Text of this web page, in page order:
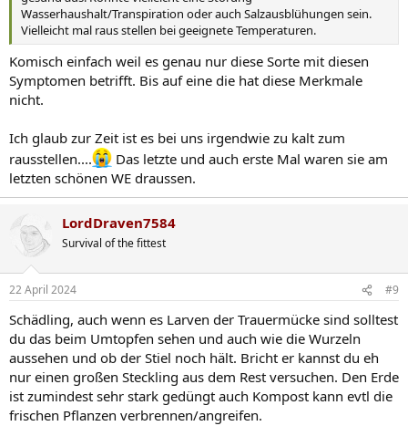
Wasserhaushalt/Transpiration oder auch Salzausblühungen sein.
Vielleicht mal raus stellen bei geeignete Temperaturen.
Komisch einfach weil es genau nur diese Sorte mit diesen
Symptomen betrifft. Bis auf eine die hat diese Merkmale
nicht.
Ich glaub zur Zeit ist es bei uns irgendwie zu kalt zum
rausstellen....
Das letzte und auch erste Mal waren sie am
letzten schönen WE draussen.
LordDraven7584
Survival of the fittest
22 April 2024 #9
Schädling, auch wenn es Larven der Trauermücke sind solltest
du das beim Umtopfen sehen und auch wie die Wurzeln
aussehen und ob der Stiel noch hält. Bricht er kannst du eh
nur einen großen Steckling aus dem Rest versuchen. Den Erde
ist zumindest sehr stark gedüngt auch Kompost kann evtl die
frischen Pflanzen verbrennen/angreifen.